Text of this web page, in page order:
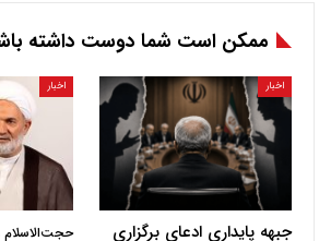
ممکن است شما دوست داشته
اخبار
جبهه پایداری ادعای برگزاری
اخبار
حجت‌الاسلام